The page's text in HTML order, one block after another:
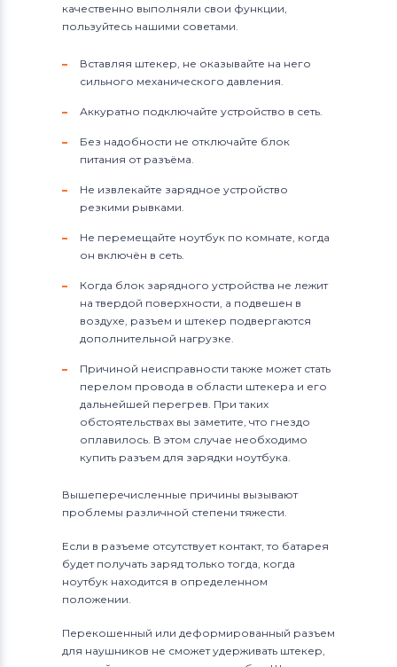
качественно выполняли свои функции,
пользуйтесь нашими советами.
Вставляя штекер, не оказывайте на него
сильного механического давления.
Аккуратно подключайте устройство в сеть.
Без надобности не отключайте блок
питания от разъёма.
Не извлекайте зарядное устройство
резкими рывками.
Не перемещайте ноутбук по комнате, когда
он включён в сеть.
Когда блок зарядного устройства не лежит
на твердой поверхности, а подвешен в
воздухе, разъем и штекер подвергаются
дополнительной нагрузке.
Причиной неисправности также может стать
перелом провода в области штекера и его
дальнейшей перегрев. При таких
обстоятельствах вы заметите, что гнездо
оплавилось. В этом случае необходимо
купить разъем для зарядки ноутбука.
Вышеперечисленные причины вызывают
проблемы различной степени тяжести.
Если в разъеме отсутствует контакт, то батарея
будет получать заряд только тогда, когда
ноутбук находится в определенном
положении.
Перекошенный или деформированный разъем
для наушников не сможет удерживать штекер,